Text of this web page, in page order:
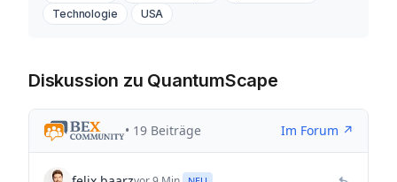
Technologie
USA
Diskussion zu QuantumScape